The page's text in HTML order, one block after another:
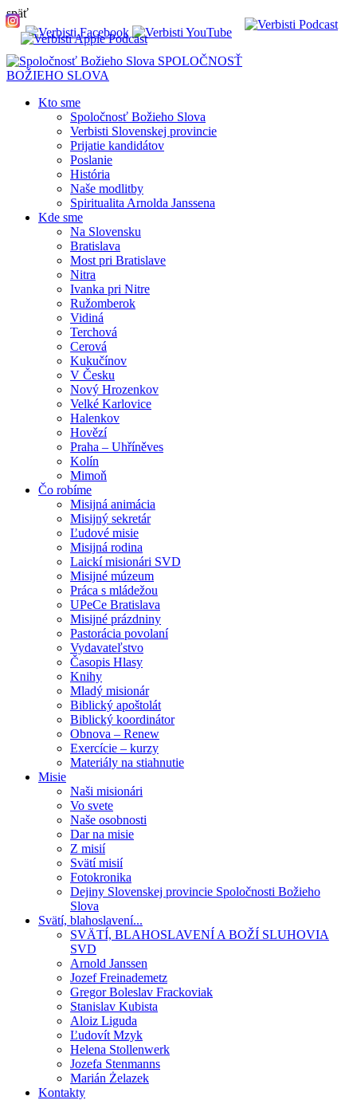
späť
SPOLOČNOSŤ
BOŽIEHO SLOVA
Kto sme
Spoločnosť Božieho Slova
Verbisti Slovenskej provincie
Prijatie kandidátov
Poslanie
História
Naše modlitby
Spiritualita Arnolda Janssena
Kde sme
Na Slovensku
Bratislava
Most pri Bratislave
Nitra
Ivanka pri Nitre
Ružomberok
Vidiná
Terchová
Cerová
Kukučínov
V Česku
Nový Hrozenkov
Velké Karlovice
Halenkov
Hovězí
Praha – Uhříněves
Kolín
Mimoň
Čo robíme
Misijná animácia
Misijný sekretár
Ľudové misie
Misijná rodina
Laickí misionári SVD
Misijné múzeum
Práca s mládežou
UPeCe Bratislava
Misijné prázdniny
Pastorácia povolaní
Vydavateľstvo
Časopis Hlasy
Knihy
Mladý misionár
Biblický apoštolát
Biblický koordinátor
Obnova – Renew
Exercície – kurzy
Materiály na stiahnutie
Misie
Naši misionári
Vo svete
Naše osobnosti
Dar na misie
Z misií
Svätí misií
Fotokronika
Dejiny Slovenskej provincie Spoločnosti Božieho
Slova
Svätí, blahoslavení...
SVÄTÍ, BLAHOSLAVENÍ A BOŽÍ SLUHOVIA
SVD
Arnold Janssen
Jozef Freinademetz
Gregor Boleslav Frackoviak
Stanislav Kubista
Aloiz Liguda
Ľudovít Mzyk
Helena Stollenwerk
Jozefa Stenmanns
Marián Żelazek
Kontakty